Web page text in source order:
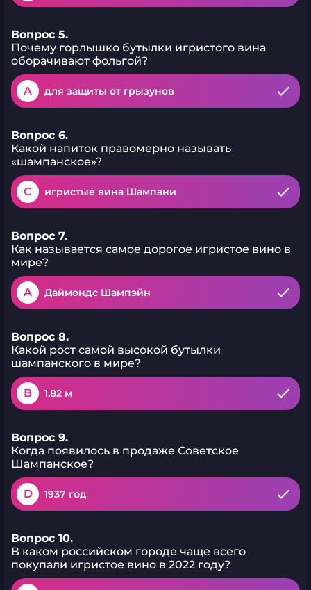
Вопрос 5.
Почему горлышко бутылки игристого вина
оборачивают фольгой?
A для защиты от грызунов
Вопрос 6.
Какой напиток правомерно называть
«шампанское»?
C игристые вина Шампани
Вопрос 7.
Как называется самое дорогое игристое вино в
мире?
A Даймондс Шампэйн
Вопрос 8.
Какой рост самой высокой бутылки
шампанского в мире?
B 1.82 м
Вопрос 9.
Когда появилось в продаже Советское
Шампанское?
D 1937 год
Вопрос 10.
В каком российском городе чаще всего
покупали игристое вино в 2022 году?